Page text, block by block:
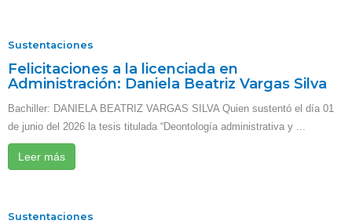
Sustentaciones
Felicitaciones a la licenciada en
Administración: Daniela Beatriz Vargas Silva
Bachiller: DANIELA BEATRIZ VARGAS SILVA Quien sustentó el día 01
de junio del 2026 la tesis titulada “Deontología administrativa y ...
Leer más
Sustentaciones